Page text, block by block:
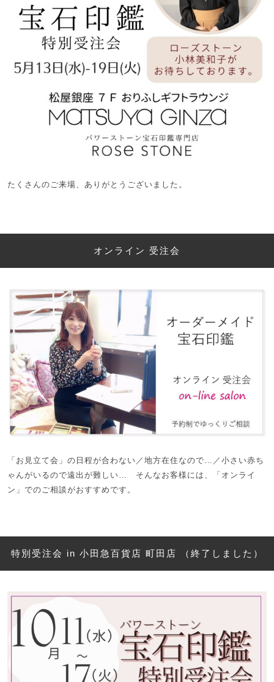
たくさんのご来場、ありがとうございました。
オンライン 受注会
「お見立て会」の日程が合わない／地方在住なので…／小さい赤ち
ゃんがいるので遠出が難しい… そんなお客様には、「オンライ
ン」でのご相談がおすすめです。
特別受注会 in 小田急百貨店 町田店 （終了しました）